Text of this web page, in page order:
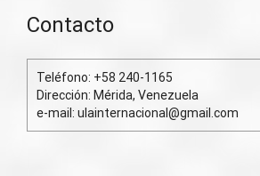
Contacto
Teléfono: +58 240-1165
Dirección: Mérida, Venezuela
e-mail: ulainternacional@gmail.com